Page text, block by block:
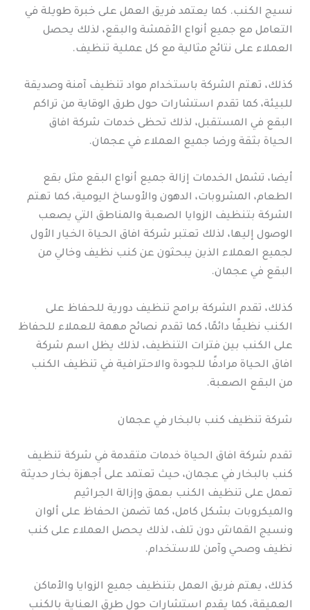
نسيج الكنب. كما يعتمد فريق العمل على خبرة طويلة في
التعامل مع جميع أنواع الأقمشة والبقع، لذلك يحصل
العملاء على نتائج مثالية مع كل عملية تنظيف.
كذلك، تهتم الشركة باستخدام مواد تنظيف آمنة وصديقة
للبيئة، كما تقدم استشارات حول طرق الوقاية من تراكم
البقع في المستقبل، لذلك تحظى خدمات شركة افاق
الحياة بثقة ورضا جميع العملاء في عجمان.
أيضا، تشمل الخدمات إزالة جميع أنواع البقع مثل بقع
الطعام، المشروبات، الدهون والأوساخ اليومية، كما تهتم
الشركة بتنظيف الزوايا الصعبة والمناطق التي يصعب
الوصول إليها، لذلك تعتبر شركة افاق الحياة الخيار الأول
لجميع العملاء الذين يبحثون عن كنب نظيف وخالي من
البقع في عجمان.
كذلك، تقدم الشركة برامج تنظيف دورية للحفاظ على
الكنب نظيفًا دائمًا، كما تقدم نصائح مهمة للعملاء للحفاظ
على الكنب بين فترات التنظيف، لذلك يظل اسم شركة
افاق الحياة مرادفًا للجودة والاحترافية في تنظيف الكنب
من البقع الصعبة.
شركة تنظيف كنب بالبخار في عجمان
تقدم شركة افاق الحياة خدمات متقدمة في شركة تنظيف
كنب بالبخار في عجمان، حيث تعتمد على أجهزة بخار حديثة
تعمل على تنظيف الكنب بعمق وإزالة الجراثيم
والميكروبات بشكل كامل، كما تضمن الحفاظ على ألوان
ونسيج القماش دون تلف، لذلك يحصل العملاء على كنب
نظيف وصحي وآمن للاستخدام.
كذلك، يهتم فريق العمل بتنظيف جميع الزوايا والأماكن
العميقة، كما يقدم استشارات حول طرق العناية بالكنب